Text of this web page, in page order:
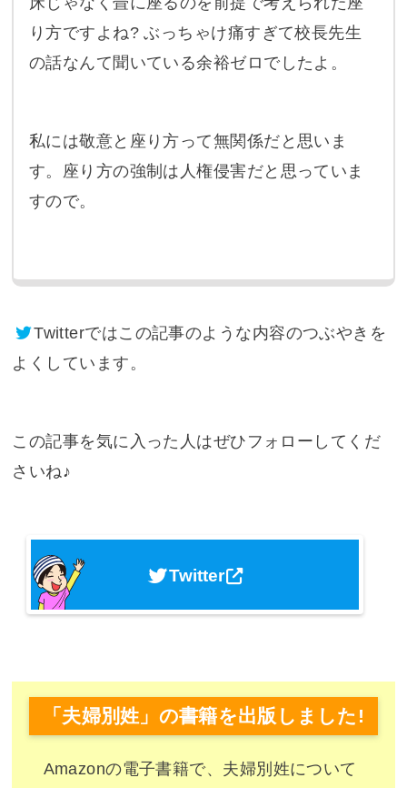
り方ですよね? ぶっちゃけ痛すぎて校長先生
の話なんて聞いている余裕ゼロでしたよ。
私には敬意と座り方って無関係だと思いま
す。座り方の強制は人権侵害だと思っていま
すので。
Twitterではこの記事のような内容のつぶやきを
よくしています。
この記事を気に入った人はぜひフォローしてくだ
さいね♪
Twitter
「夫婦別姓」の書籍を出版しました!
Amazonの電子書籍で、夫婦別姓について